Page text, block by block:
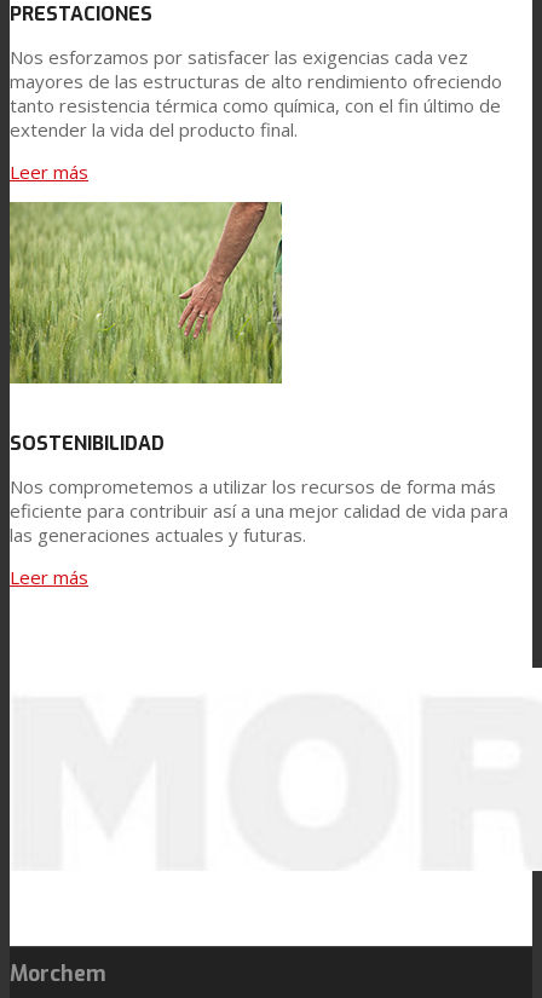
PRESTACIONES
Nos esforzamos por satisfacer las exigencias cada vez
mayores de las estructuras de alto rendimiento ofreciendo
tanto resistencia térmica como química, con el fin último de
extender la vida del producto final.
Leer más
SOSTENIBILIDAD
Nos comprometemos a utilizar los recursos de forma más
eficiente para contribuir así a una mejor calidad de vida para
las generaciones actuales y futuras.
Leer más
Morchem